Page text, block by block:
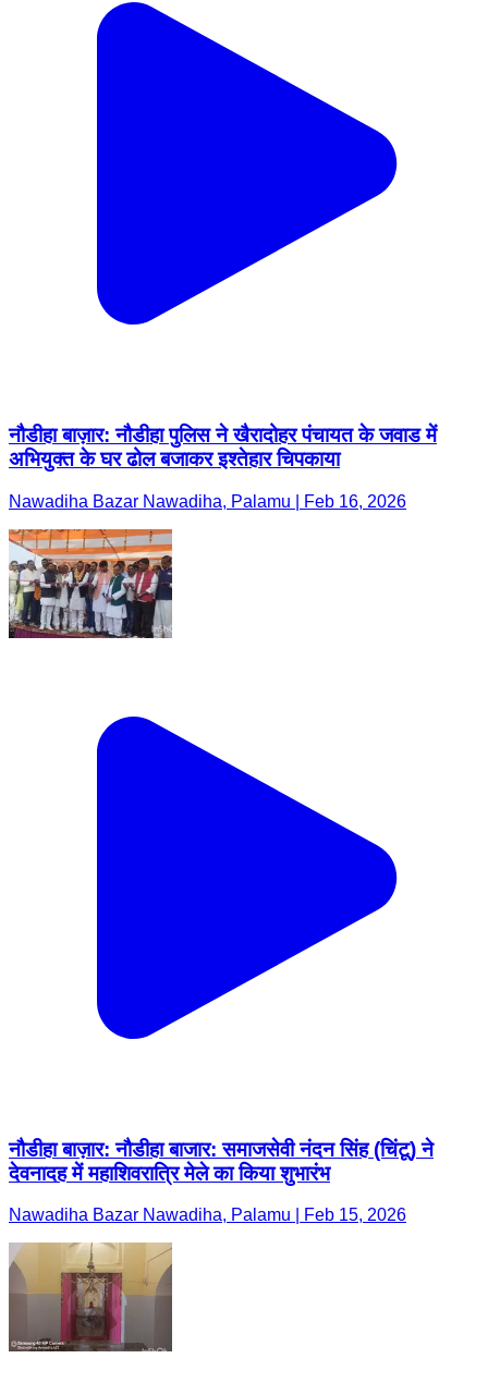
नौडीहा बाज़ार: नौडीहा पुलिस ने खैरादोहर पंचायत के जवाड में
अभियुक्त के घर ढोल बजाकर इश्तेहार चिपकाया
Nawadiha Bazar Nawadiha, Palamu | Feb 16, 2026
नौडीहा बाज़ार: नौडीहा बाजार: समाजसेवी नंदन सिंह (चिंटू) ने
देवनादह में महाशिवरात्रि मेले का किया शुभारंभ
Nawadiha Bazar Nawadiha, Palamu | Feb 15, 2026